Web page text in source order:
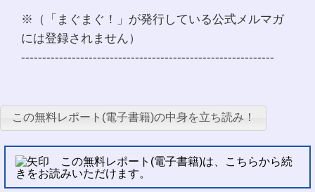
※（「まぐまぐ！」が発行している公式メルマガ
には登録されません）
------------------------------------------------------------
この無料レポート(電子書籍)の中身を立ち読み！
この無料レポート(電子書籍)は、こちらから続
きをお読みいただけます。